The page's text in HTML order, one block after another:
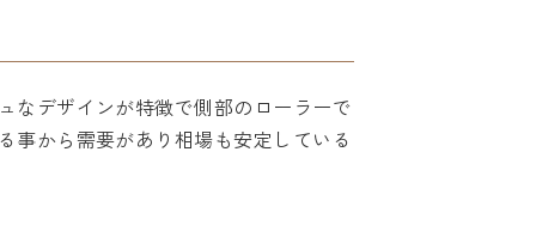
なデザインが特徴で側部のローラーで
事から需要があり相場も安定している